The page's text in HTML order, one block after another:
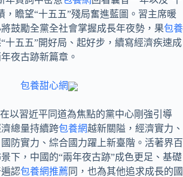
，瞻望“十五五”殘局奮進藍圖。習主席暖
鼓勵全黨全社會掌握成長年夜勢，果包養
十五五”開好局、起好步，續寫經濟疾速成
夜古跡新篇章。
包養甜心網
以習近平同道為焦點的黨中心剛強引導
濟總量持續跨包養網越新關隘，經濟實力、
防實力、綜合國力躍上新臺階。活著界百
下，中國的“兩年夜古跡”成色更足、基礎
認包養網推薦 同，也為其他追求成長的國